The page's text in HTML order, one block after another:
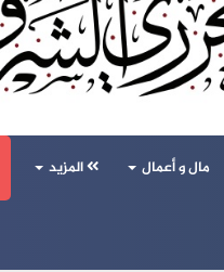
مال و أعمال المزيد